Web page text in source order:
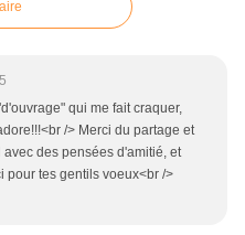
qui me fait craquer,
/> Merci du partage et
des pensées d'amitié, et
pour tes gentils voeux<br />